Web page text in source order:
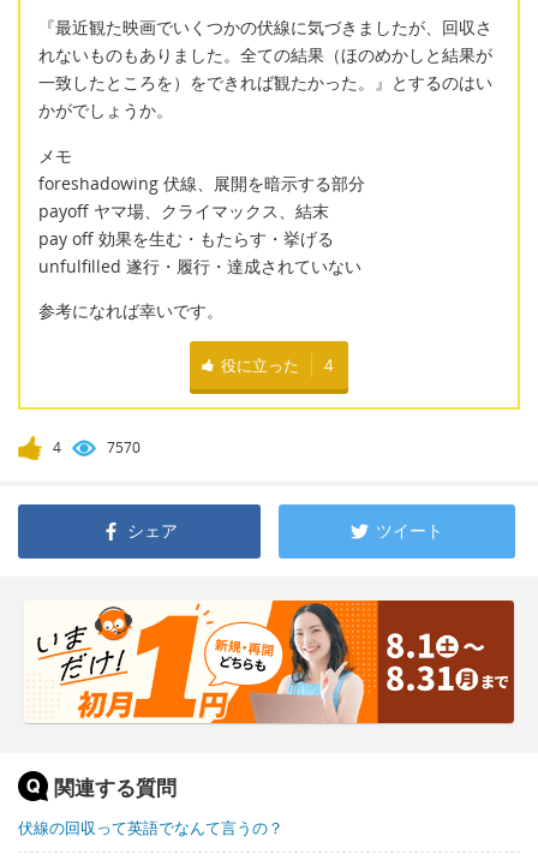
『最近観た映画でいくつかの伏線に気づきましたが、回収さ
れないものもありました。全ての結果（ほのめかしと結果が
一致したところを）をできれば観たかった。』とするのはい
かがでしょうか。
メモ
foreshadowing 伏線、展開を暗示する部分
payoff ヤマ場、クライマックス、結末
pay off 効果を生む・もたらす・挙げる
unfulfilled 遂行・履行・達成されていない
参考になれば幸いです。
役に立った 4
4 7570
シェア ツイート
関連する質問
伏線の回収って英語でなんて言うの？